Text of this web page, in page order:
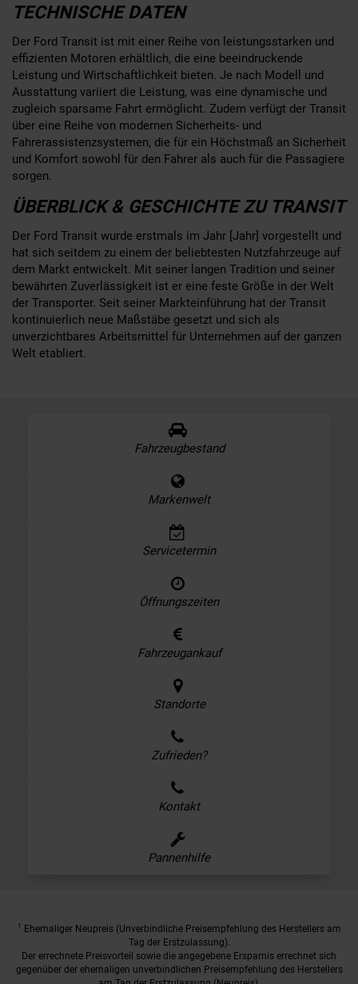
TECHNISCHE DATEN
Der Ford Transit ist mit einer Reihe von leistungsstarken und
effizienten Motoren erhältlich, die eine beeindruckende
Leistung und Wirtschaftlichkeit bieten. Je nach Modell und
Ausstattung variiert die Leistung, was eine dynamische und
zugleich sparsame Fahrt ermöglicht. Zudem verfügt der Transit
über eine Reihe von modernen Sicherheits- und
Fahrerassistenzsystemen, die für ein Höchstmaß an Sicherheit
und Komfort sowohl für den Fahrer als auch für die Passagiere
sorgen.
ÜBERBLICK & GESCHICHTE ZU TRANSIT
Der Ford Transit wurde erstmals im Jahr [Jahr] vorgestellt und
hat sich seitdem zu einem der beliebtesten Nutzfahrzeuge auf
dem Markt entwickelt. Mit seiner langen Tradition und seiner
bewährten Zuverlässigkeit ist er eine feste Größe in der Welt
der Transporter. Seit seiner Markteinführung hat der Transit
kontinuierlich neue Maßstäbe gesetzt und sich als
unverzichtbares Arbeitsmittel für Unternehmen auf der ganzen
Welt etabliert.
Fahrzeugbestand
Markenwelt
Servicetermin
Öffnungszeiten
Fahrzeugankauf
Standorte
Zufrieden?
Kontakt
Pannenhilfe
1
Ehemaliger Neupreis (Unverbindliche Preisempfehlung des Herstellers am
Tag der Erstzulassung).
Der errechnete Preisvorteil sowie die angegebene Ersparnis errechnet sich
gegenüber der ehemaligen unverbindlichen Preisempfehlung des Herstellers